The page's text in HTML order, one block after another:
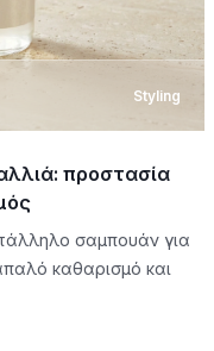
Styling
προστασία
σαμπουάν για
καθαρισμό και